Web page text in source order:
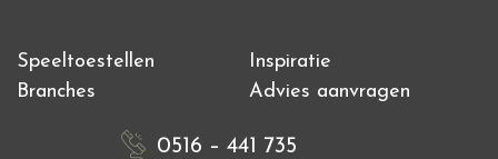
Speeltoestellen
Inspiratie
Branches
Advies aanvragen
0516 – 441 735